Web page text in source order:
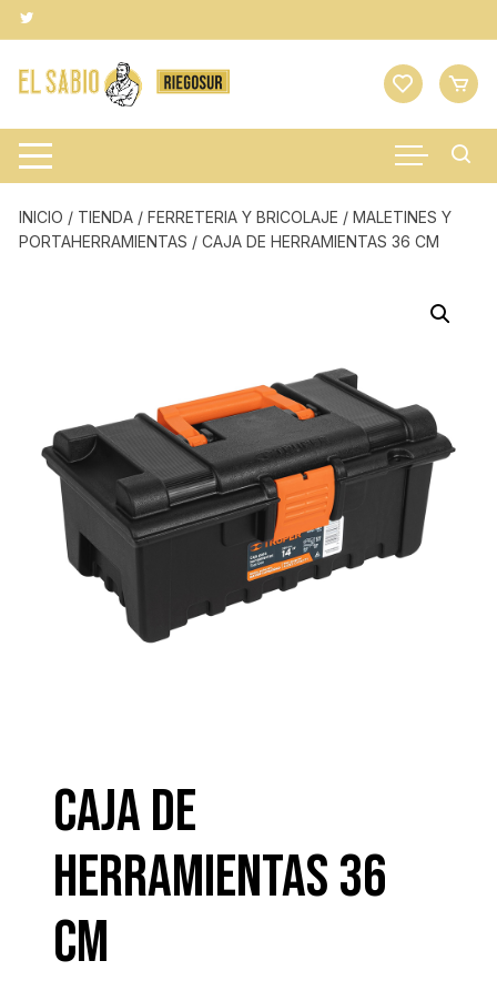
Saltar
al
contenido
INICIO / TIENDA /FERRETERIA Y BRICOLAJE /MALETINES Y
PORTAHERRAMIENTAS / CAJA DE HERRAMIENTAS 36 CM
Caja de
herramientas 36
cm